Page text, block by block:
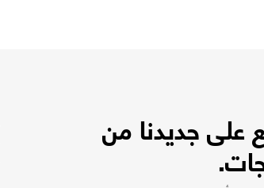
جديدنا من